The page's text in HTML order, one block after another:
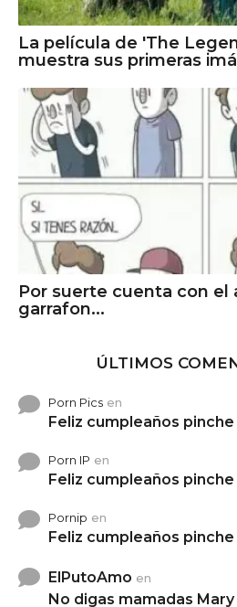
La película de 'The
muestra sus primeras
Por suerte cuenta con el
garrafon...
ÚLTIMOS
Porn Pics en
Feliz cumpleaños pinche
Porn IP en
Feliz cumpleaños pinche
Pornip en
Feliz cumpleaños pinche
ElPutoAmo en
No digas mamadas Mary